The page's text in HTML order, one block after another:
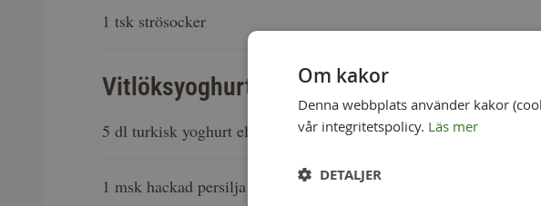
1 tsk strösocker
Vitlöksyoghurt
5 dl turkisk yoghurt eller gräddfil
1 msk hackad persilja
Om kakor
Denna webbplats använder kakor
vår integritetspolicy. Läs mer
DETALJER